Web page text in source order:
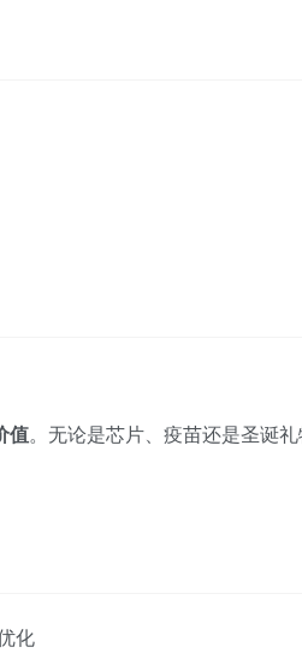
值。无论是芯片、疫苗还是圣诞
化